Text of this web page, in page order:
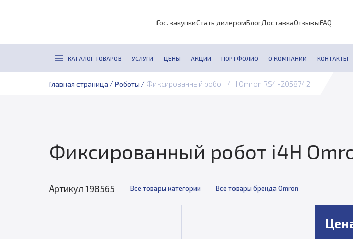
Гос. закупкиСтать дилеромБлогДоставкаОтзывыFAQ
КАТАЛОГ ТОВАРОВ УСЛУГИ ЦЕНЫ АКЦИИ ПОРТФОЛИО О КОМПАНИИ КОНТАКТЫ
Главная страница / Роботы / Фиксированный робот i4H Omron RS4-2058742
Фиксированный робот i4H
Артикул 198565 Все товары категории Все товары бренда Omron